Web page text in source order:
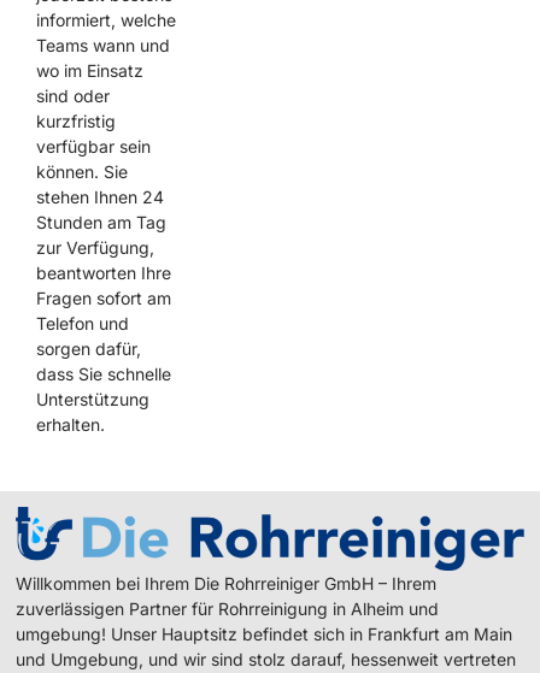
informiert, welche
Teams wann und
wo im Einsatz
sind oder
kurzfristig
verfügbar sein
können. Sie
stehen Ihnen 24
Stunden am Tag
zur Verfügung,
beantworten Ihre
Fragen sofort am
Telefon und
sorgen dafür,
dass Sie schnelle
Unterstützung
erhalten.
Willkommen bei Ihrem Die Rohrreiniger GmbH – Ihrem
zuverlässigen Partner für Rohrreinigung in Alheim und
umgebung! Unser Hauptsitz befindet sich in Frankfurt am Main
und Umgebung, und wir sind stolz darauf, hessenweit vertreten